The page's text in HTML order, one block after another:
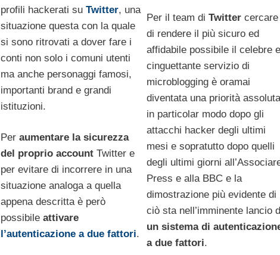
profili hackerati su Twitter, una
situazione questa con la quale
si sono ritrovati a dover fare i
conti non solo i comuni utenti
ma anche personaggi famosi,
importanti brand e grandi
istituzioni.
Per aumentare la sicurezza
del proprio accountTwitter e
per evitare di incorrere in una
situazione analoga a quella
appena descritta è però
possibile attivare
l’autenticazione a due fattori.
Per il team di Twittercercare
di rendere il più sicuro ed
affidabile possibile il celebre e
cinguettante servizio di
microblogging è oramai
diventata una priorità
in particolar modo dopo gli
attacchi hacker degli ultimi
mesi e sopratutto dopo quelli
degli ultimi giorni
Press e alla BBC e la
dimostrazione più evidente di
ciò sta nell’imminente lancio
un sistema di
a due fattori.